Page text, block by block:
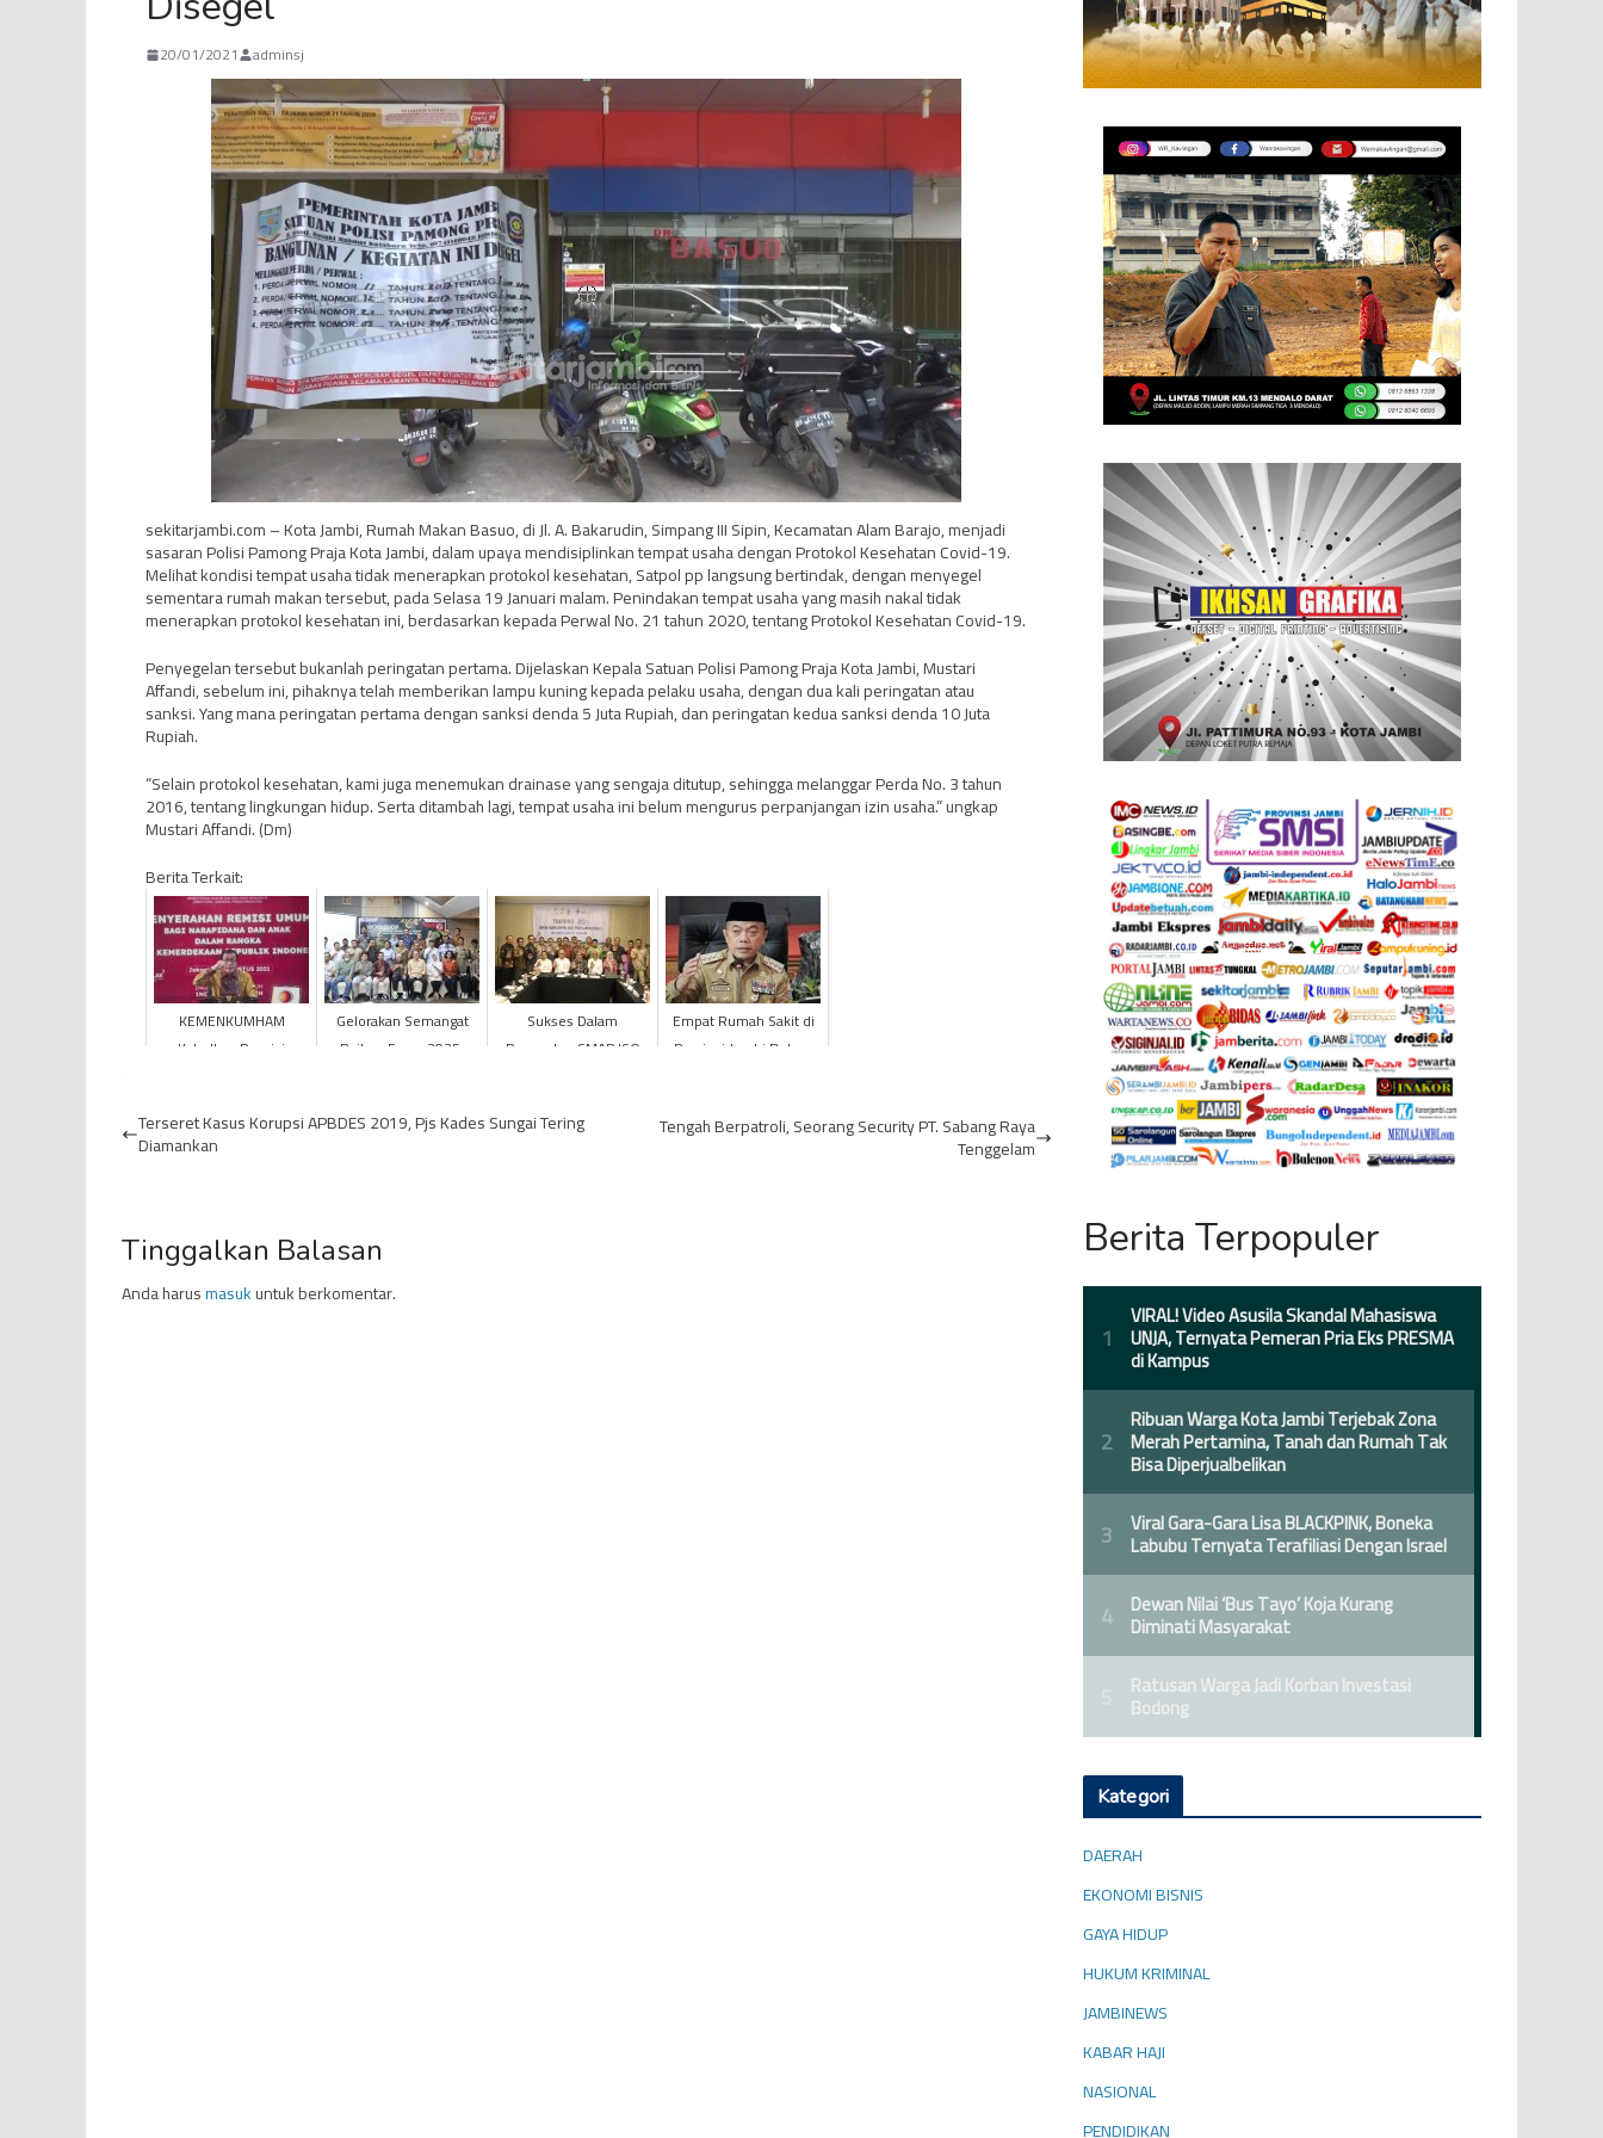
20/01/2021 adminsj
sekitarjambi.com – Kota Jambi, Rumah Makan Basuo, di Jl. A. Bakarudin, Simpang III Sipin, Kecamatan Alam Barajo, menjadi
sasaran Polisi Pamong Praja Kota Jambi, dalam upaya mendisiplinkan tempat usaha dengan Protokol Kesehatan Covid-19.
Melihat kondisi tempat usaha tidak menerapkan protokol kesehatan, Satpol pp langsung bertindak, dengan menyegel
sementara rumah makan tersebut, pada Selasa 19 Januari malam. Penindakan tempat usaha yang masih nakal tidak
menerapkan protokol kesehatan ini, berdasarkan kepada Perwal No. 21 tahun 2020, tentang Protokol Kesehatan Covid-19.
Penyegelan tersebut bukanlah peringatan pertama. Dijelaskan Kepala Satuan Polisi Pamong Praja Kota Jambi, Mustari
Affandi, sebelum ini, pihaknya telah memberikan lampu kuning kepada pelaku usaha, dengan dua kali peringatan atau
sanksi. Yang mana peringatan pertama dengan sanksi denda 5 Juta Rupiah, dan peringatan kedua sanksi denda 10 Juta
Rupiah.
“Selain protokol kesehatan, kami juga menemukan drainase yang sengaja ditutup, sehingga melanggar Perda No. 3 tahun
2016, tentang lingkungan hidup. Serta ditambah lagi, tempat usaha ini belum mengurus perpanjangan izin usaha.” ungkap
Mustari Affandi. (Dm)
Berita Terkait:
KEMENKUMHAM
Kabulkan Remisi
Gelorakan Semangat
Raihan Emas 2025,
Evaluasi da...
Sukses Dalam
Penguatan SMAP ISO
Dalam Rangk...
Empat Rumah Sakit di
Provinsi Jambi Belum
Terseret Kasus Korupsi APBDES 2019, Pjs Kades Sungai Tering
Diamankan
Tengah Berpatroli, Seorang Security PT. Sabang Raya
Tenggelam
Tinggalkan Balasan
Anda harusmasukuntuk berkomentar.
Berita Terpopuler
Kategori
DAERAH
EKONOMI BISNIS
GAYA HIDUP
HUKUM KRIMINAL
JAMBINEWS
KABAR HAJI
NASIONAL
PENDIDIKAN